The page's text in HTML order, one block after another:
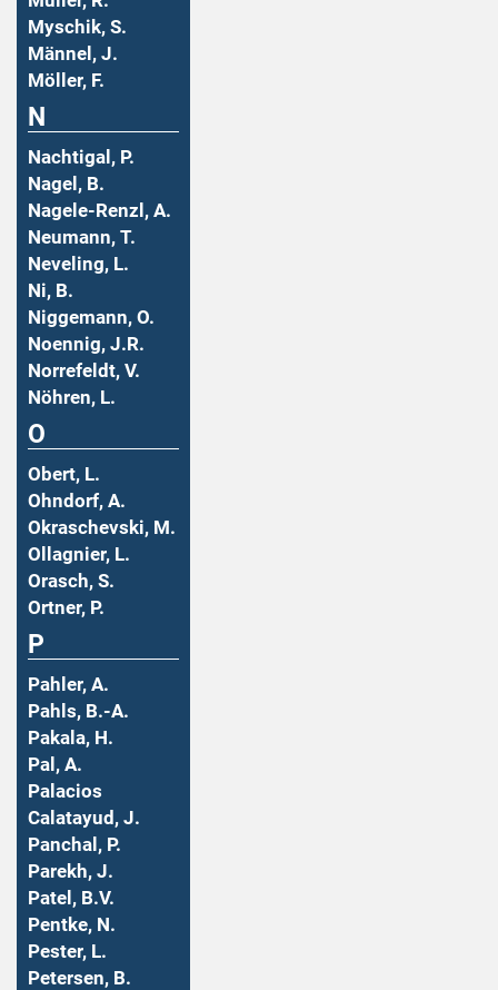
Myschik, S.
Männel, J.
Möller, F.
N
Nachtigal, P.
Nagel, B.
Nagele-Renzl, A.
Neumann, T.
Neveling, L.
Ni, B.
Niggemann, O.
Noennig, J.R.
Norrefeldt, V.
Nöhren, L.
O
Obert, L.
Ohndorf, A.
Okraschevski, M.
Ollagnier, L.
Orasch, S.
Ortner, P.
P
Pahler, A.
Pahls, B.-A.
Pakala, H.
Pal, A.
Palacios
Calatayud, J.
Panchal, P.
Parekh, J.
Patel, B.V.
Pentke, N.
Pester, L.
Petersen, B.